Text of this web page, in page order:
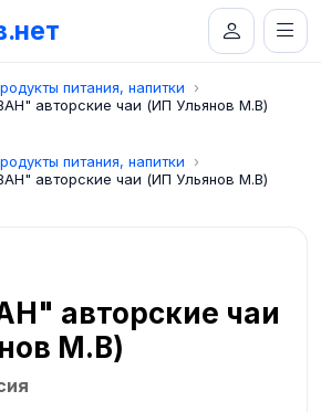
питания, напитки
авторские чаи (ИП Ульянов М.В)
питания, напитки
авторские чаи (ИП Ульянов М.В)
авторские чаи
М.В)